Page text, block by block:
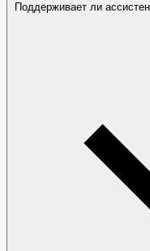
Поддерживает ли